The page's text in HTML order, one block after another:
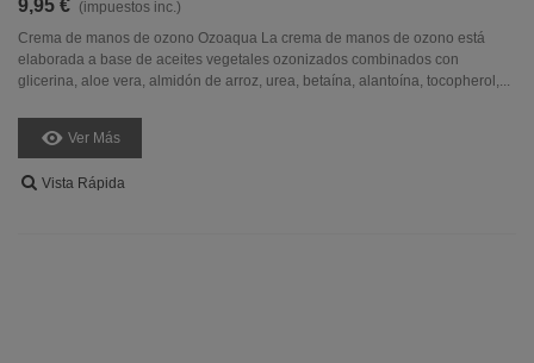
9,95 € (impuestos inc.)
Crema de manos de ozono Ozoaqua La crema de manos de ozono está
elaborada a base de aceites vegetales ozonizados combinados con
glicerina, aloe vera, almidón de arroz, urea, betaína, alantoína, tocopherol,...
Ver Más
Vista Rápida